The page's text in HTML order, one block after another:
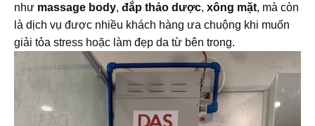
như massage body, đắp thảo dược, xông mặt, mà còn
là dịch vụ được nhiều khách hàng ưa chuộng khi muốn
giải tỏa stress hoặc làm đẹp da từ bên trong.